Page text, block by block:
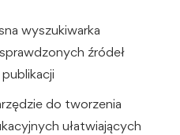
wyszukiwarka
źródeł
do tworzenia
ułatwiających